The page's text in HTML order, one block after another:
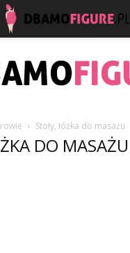
Dbamofigure.pl
Stoły, łóżka do masażu
DO MASAŻU